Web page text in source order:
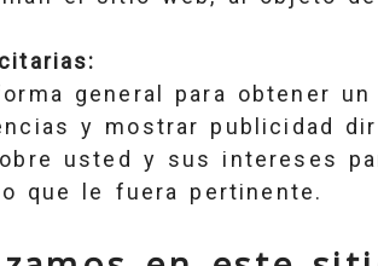
general para obtener
y mostrar publicidad
usted y sus intereses
que le fuera pertinente.